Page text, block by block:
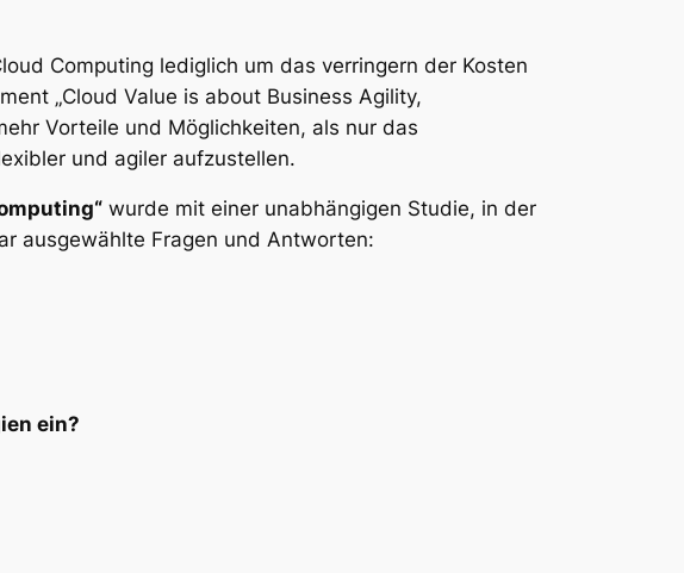
Computing lediglich um das verringern der Kosten
„Cloud Value is about Business Agility,
Vorteile und Möglichkeiten, als nur das
und agiler aufzustellen.
wurde mit einer unabhängigen Studie, in der
ausgewählte Fragen und Antworten:
ein?